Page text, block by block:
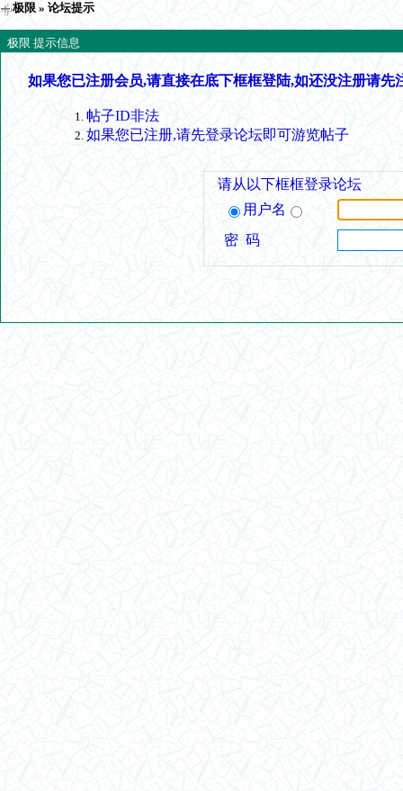
极限 » 论坛提示
极限 提示信息
如果您已注册会员,请直接在底下框框登陆,如还没注册请先
帖子ID非法
如果您已注册,请先登录论坛即可游览帖子
请从以下框框登录论坛
用户名
密 码